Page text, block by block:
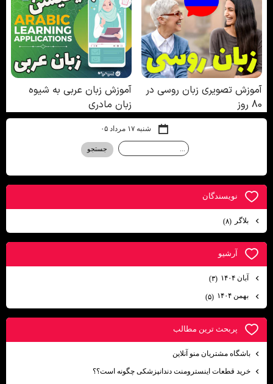
شنبه ۱۷ مرداد ۰۵
نويسندگان
بلاگر (۸)
آرشيو
آبان ۱۴۰۴
(۳)
بهمن ۱۴۰۴
(۵)
پربحث ترين مطالب
باشگاه مشتریان منو آنلاین
خرید قطعات اینسترومنت دندانپزشکی چگونه است؟؟